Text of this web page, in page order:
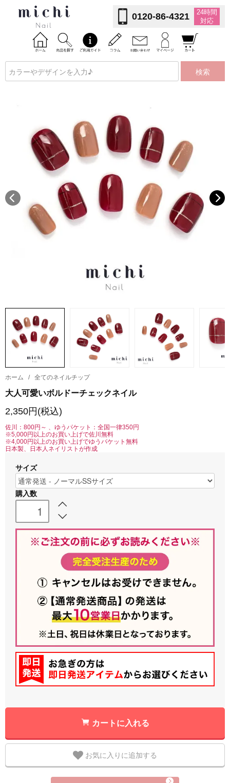
0120-86-4321
24時間
対応
検索
ホーム / 全てのネイルチップ
大人可愛いボルドーチェックネイル
2,350円(税込)
佐川：800円～ 、ゆうパケット：全国一律350円
※5,000円以上のお買い上げで佐川無料
※4,000円以上のお買い上げでゆうパケット無料
日本製、日本人ネイリストが作成
サイズ
購入数
カートに入れる
お気に入りに追加する